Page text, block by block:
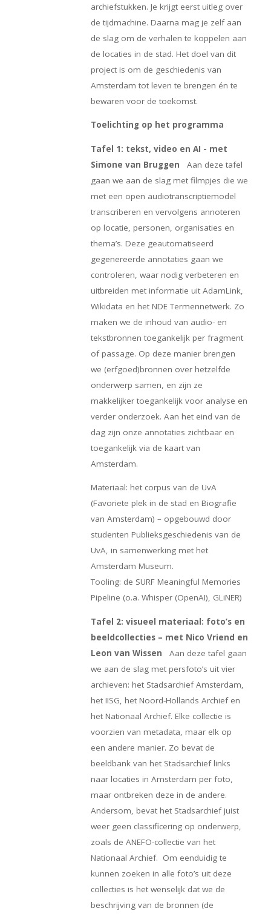
archiefstukken. Je krijgt eerst uitleg over
de tijdmachine. Daarna mag je zelf aan
de slag om de verhalen te koppelen aan
de locaties in de stad. Het doel van dit
project is om de geschiedenis van
Amsterdam tot leven te brengen én te
bewaren voor de toekomst.
Toelichting op het programma
Tafel 1: tekst, video en AI - met
Simone van Bruggen Aan deze tafel
gaan we aan de slag met filmpjes die we
met een open audiotranscriptiemodel
transcriberen en vervolgens annoteren
op locatie, personen, organisaties en
thema’s. Deze geautomatiseerd
gegenereerde annotaties gaan we
controleren, waar nodig verbeteren en
uitbreiden met informatie uit AdamLink,
Wikidata en het NDE Termennetwerk. Zo
maken we de inhoud van audio- en
tekstbronnen toegankelijk per fragment
of passage. Op deze manier brengen
we (erfgoed)bronnen over hetzelfde
onderwerp samen, en zijn ze
makkelijker toegankelijk voor analyse en
verder onderzoek. Aan het eind van de
dag zijn onze annotaties zichtbaar en
toegankelijk via de kaart van
Amsterdam.
Materiaal: het corpus van de UvA
(Favoriete plek in de stad en Biografie
van Amsterdam) – opgebouwd door
studenten Publieksgeschiedenis van de
UvA, in samenwerking met het
Amsterdam Museum.
Tooling: de SURF Meaningful Memories
Pipeline (o.a. Whisper (OpenAI), GLiNER)
Tafel 2: visueel materiaal: foto’s en
beeldcollecties – met Nico Vriend en
Leon van Wissen Aan deze tafel gaan
we aan de slag met persfoto’s uit vier
archieven: het Stadsarchief Amsterdam,
het IISG, het Noord-Hollands Archief en
het Nationaal Archief. Elke collectie is
voorzien van metadata, maar elk op
een andere manier. Zo bevat de
beeldbank van het Stadsarchief links
naar locaties in Amsterdam per foto,
maar ontbreken deze in de andere.
Andersom, bevat het Stadsarchief juist
weer geen classificering op onderwerp,
zoals de ANEFO-collectie van het
Nationaal Archief. Om eenduidig te
kunnen zoeken in alle foto’s uit deze
collecties is het wenselijk dat we de
beschrijving van de bronnen (de